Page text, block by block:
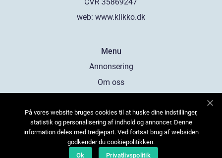
web: www.klikko.dk
Menu
Annonsering
Om oss
Kontakta oss
Sitemap
På vores website bruges cookies til at huske dine indstillinger,
statistik og personalisering af indhold og annoncer. Denne
information deles med tredjepart. Ved fortsat brug af websiden
godkender du cookiepolitikken.
Ok
Privatlivspolitik